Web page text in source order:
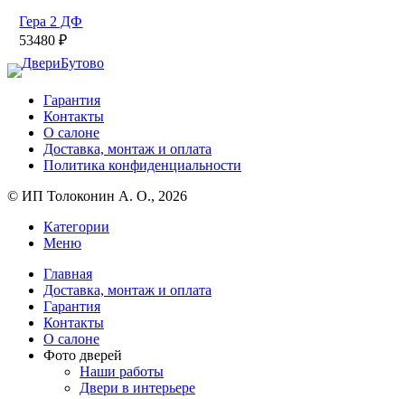
Гера 2 ДФ
53480₽
Гарантия
Контакты
О салоне
Доставка, монтаж и оплата
Политика конфиденциальности
© ИП Толоконин А. О., 2026
Категории
Меню
Главная
Доставка, монтаж и оплата
Гарантия
Контакты
О салоне
Фото дверей
Наши работы
Двери в интерьере